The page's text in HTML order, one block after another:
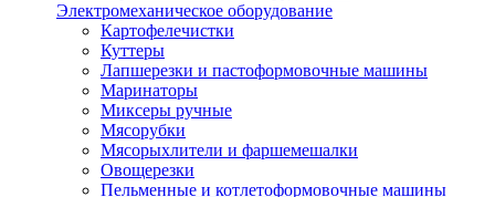
Электромеханическое оборудование
Картофелечистки
Куттеры
Лапшерезки и пастоформовочные машины
Маринаторы
Миксеры ручные
Мясорубки
Мясорыхлители и фаршемешалки
Овощерезки
Пельменные и котлетоформовочные машины